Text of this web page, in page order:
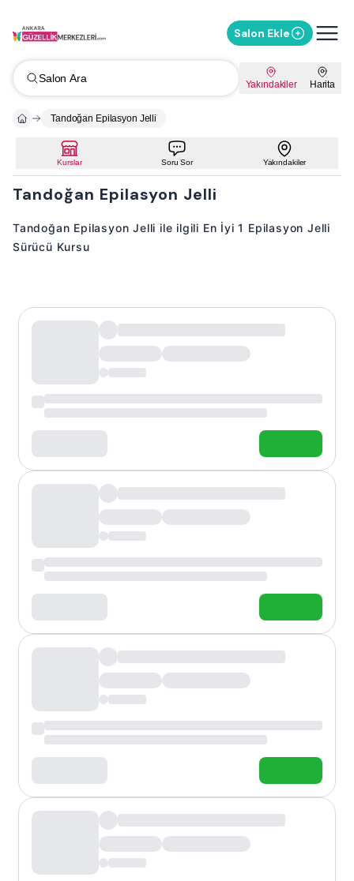
Salon Ekle
Salon Ara Yakındakiler Harita
Tandoğan Epilasyon Jelli
Kurslar Soru Sor Yakındakiler
Tandoğan Epilasyon Jelli
Tandoğan Epilasyon Jelli ile ilgili En İyi 1 Epilasyon Jelli
Sürücü Kursu